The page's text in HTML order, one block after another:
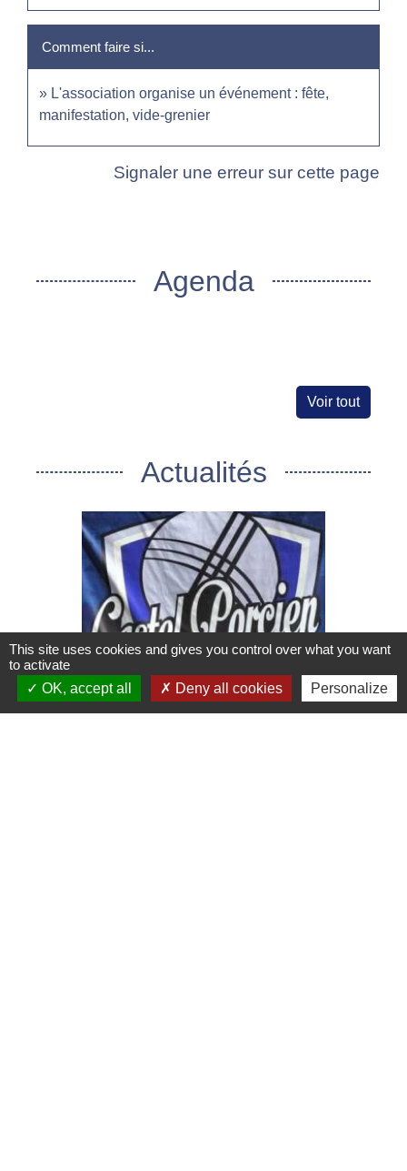
Comment faire si...
L'association organise un événement : fête,
manifestation, vide-grenier
Signaler une erreur sur cette page
Agenda
Voir tout
Actualités
chevron_left chevron_right
This site uses cookies and gives you control over what you want
to activate
OK, accept all
Deny all cookies Personalize